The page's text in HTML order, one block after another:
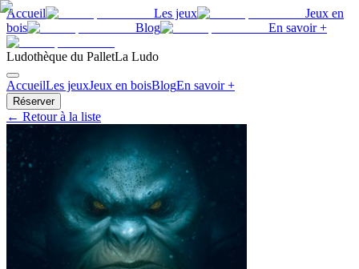
Accueil Les jeux
Jeux en
bois
Blog En savoir +
Ludothèque du PalletLa Ludo
AccueilLes jeuxJeux en boisBlogEn savoir +
Réserver
← Retour à la liste